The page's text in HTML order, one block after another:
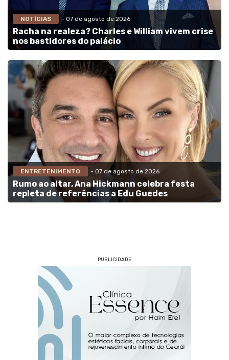
NOTÍCIAS - 07 de agosto de 2026
Racha na realeza? Charles e William vivem crise
nos bastidores do palácio
ENTRETENIMENTO - 07 de agosto de 2026
Rumo ao altar, Ana Hickmann celebra festa
repleta de referências a Edu Guedes
PUBLICIDADE